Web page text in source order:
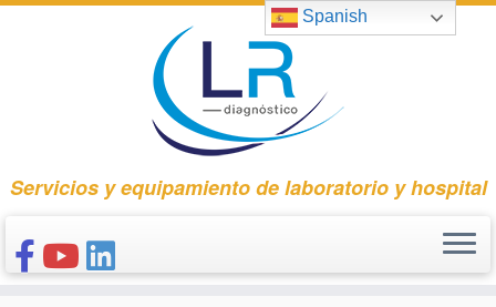
Saltar
Servicios y equipamiento de laboratorio y hospital
Spanish